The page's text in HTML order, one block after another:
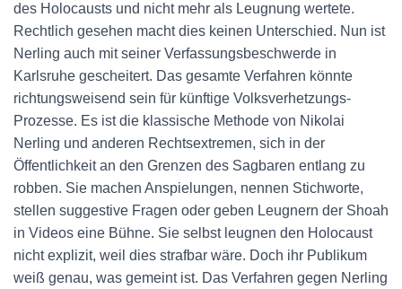
des Holocausts und nicht mehr als Leugnung wertete.
Rechtlich gesehen macht dies keinen Unterschied. Nun ist
Nerling auch mit seiner Verfassungsbeschwerde in
Karlsruhe gescheitert. Das gesamte Verfahren könnte
richtungsweisend sein für künftige Volksverhetzungs-
Prozesse. Es ist die klassische Methode von Nikolai
Nerling und anderen Rechtsextremen, sich in der
Öffentlichkeit an den Grenzen des Sagbaren entlang zu
robben. Sie machen Anspielungen, nennen Stichworte,
stellen suggestive Fragen oder geben Leugnern der Shoah
in Videos eine Bühne. Sie selbst leugnen den Holocaust
nicht explizit, weil dies strafbar wäre. Doch ihr Publikum
weiß genau, was gemeint ist. Das Verfahren gegen Nerling